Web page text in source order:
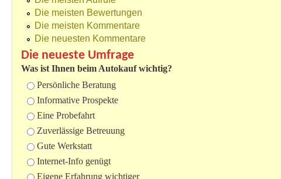
Die meisten Bewertungen
Die meisten Kommentare
Die neuesten Kommentare
Die neueste Umfrage
Was ist Ihnen beim Autokauf wichtig?
Auswahlmöglichkeiten
Persönliche Beratung
Informative Prospekte
Eine Probefahrt
Zuverlässige Betreuung
Gute Werkstatt
Internet-Info genügt
Eigene Erfahrung wichtiger